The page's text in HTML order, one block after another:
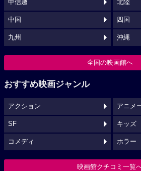
甲信越 北陸
中国 四国
九州 沖縄
全国の映画館へ
おすすめ映画ジャンル
アクション アニメ
SF キッズ
コメディ ホラー
映画館クチコミ一覧